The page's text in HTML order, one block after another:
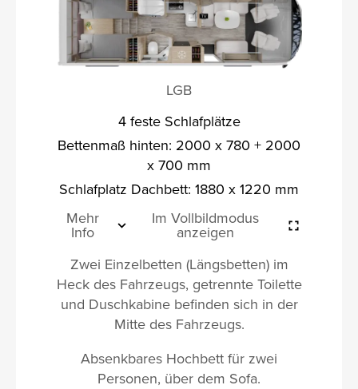
LGB
4 feste Schlafplätze
Bettenmaß hinten: 2000 x 780 + 2000
x 700 mm
Schlafplatz Dachbett: 1880 x 1220 mm
Mehr
Info
Im Vollbildmodus
anzeigen
Zwei Einzelbetten (Längsbetten) im
Heck des Fahrzeugs, getrennte Toilette
und Duschkabine befinden sich in der
Mitte des Fahrzeugs.
Absenkbares Hochbett für zwei
Personen, über dem Sofa.